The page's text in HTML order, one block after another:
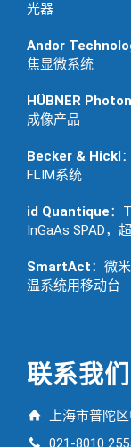
光器
Andor
焦显微系统
HÜBNER
成像产品
Becker & Hickl
FLIM系统
id Quantique：
InGaAs SPAD，
SmartAct：微
温系统用移动台
联系我们
上海市普陀
021-8010